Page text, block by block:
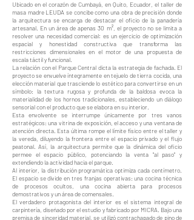
Ubicado en el corazón de Cumbayá, en Quito, Ecuador, el taller de
masa madre LEUDA se concibe como una obra de precisión donde
la arquitectura se encarga de destacar el oficio de la panadería
artesanal. En un área de apenas 30 m², el proyecto no se limita a
resolver una necesidad comercial; es un ejercicio de optimización
espacial y honestidad constructiva que transforma las
restricciones dimensionales en el motor de una propuesta de
escala táctil y funcional.
La relación con el Parque Central dicta la estrategia de fachada. El
proyecto se envuelve íntegramente en tejuelo de tierra cocida, una
elección material que trasciende lo estético para convertirse en un
símbolo: la textura rugosa y profunda de la baldosa evoca la
materialidad de los hornos tradicionales, estableciendo un diálogo
sensorial con el producto que se elabora en su interior.
Esta envolvente se interrumpe únicamente por tres vanos
estratégicos: una vitrina de exposición, el acceso y una ventana de
atención directa. Esta última rompe el límite físico entre el taller y
la vereda, diluyendo la frontera entre el espacio privado y el flujo
peatonal. Así, la arquitectura permite que la dinámica del oficio
permee el espacio público, potenciando la venta "al paso" y
extendiendo la actividad hacia el parque.
Al interior, la distribución programática optimiza cada centímetro.
El espacio se divide en tres franjas operativas: una cocina técnica
de procesos ocultos, una cocina abierta para procesos
demostrativos y un área de comensales.
El verdadero protagonista del interior es el sistema integral de
carpintería, diseñado por el estudio y fabricado por MICRA. Bajo una
premisa de sinceridad material, se utilizó contrachapado de pino de